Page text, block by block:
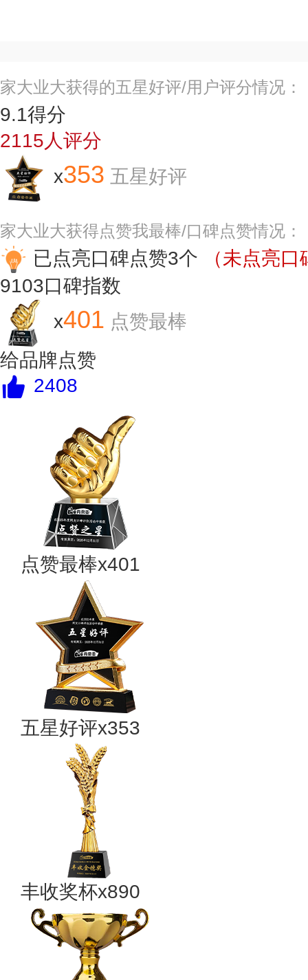
家大业大获得的五星好评/用户评分情况：
9.1得分
2115人评分
x353 五星好评
家大业大获得点赞我最棒/口碑点赞情况：
已点亮口碑点赞3个
（未点亮
9103口碑指数
x401 点赞最棒
给品牌点赞
2408
点赞最棒x401
五星好评x353
丰收奖杯x890